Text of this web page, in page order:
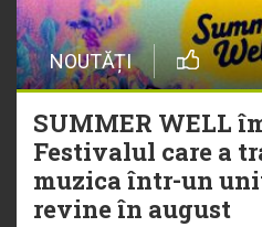
NOUTĂȚI
SUMMER WELL
Festivalul care a
muzica într-un
revine în august